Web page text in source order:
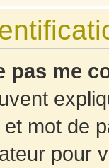
pas me
mot de
pour